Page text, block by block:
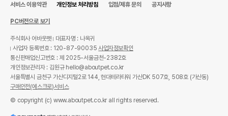
서비스 이용약관 개인정보 처리방침 입점/제휴 문의 공지사항
PC버전으로 보기
주식회사 어바웃펫
대표자명 : 나옥귀
사업자 등록번호 : 120-87-90035사업자정보확인
통신판매업신고번호 : 제 2025-서울금천-2382호
개인정보관리자 : 김원규 hello@aboutpet.co.kr
서울특별시 금천구 가산디지털2로 144, 현대테라타워 가산DK 507호, 508호 (가산동)
구매안전(에스크로)서비스
© copyright (c) www.aboutpet.co.kr all rights reserved.